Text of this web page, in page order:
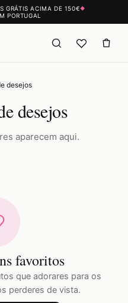
GRÁTIS ACIMA DE 150€◆
PORTUGAL
desejos
desejos
aparecem aqui.
favoritos
que adorares para os
perderes de vista.